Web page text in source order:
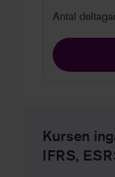
Antal
Kursen
IFRS,